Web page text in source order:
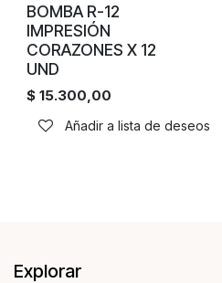
BOMBA R-12
IMPRESIÓN
CORAZONES X 12
UND
$ 15.300,00
Añadir a lista de deseos
Explorar